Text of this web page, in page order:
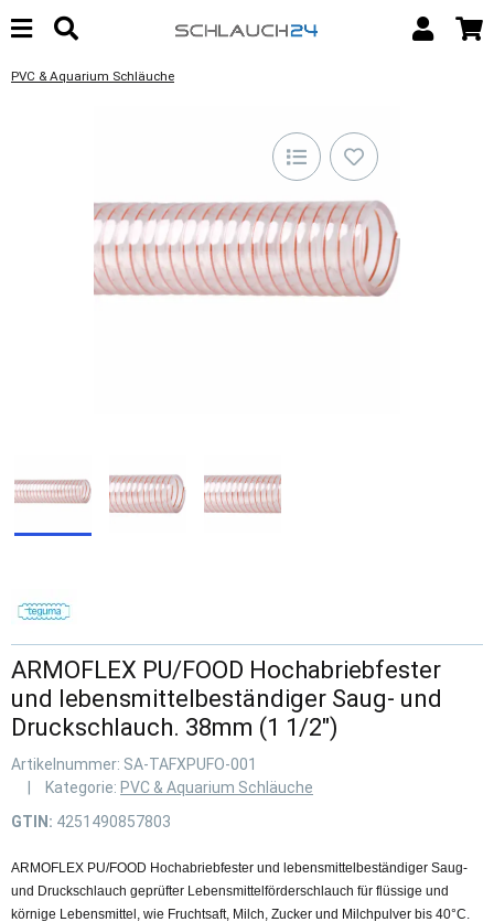
PVC & Aquarium Schläuche
ARMOFLEX PU/FOOD Hochabriebfester
und lebensmittelbeständiger Saug- und
Druckschlauch. 38mm (1 1/2")
Artikelnummer: SA-TAFXPUFO-001
Kategorie: PVC & Aquarium Schläuche
GTIN: 4251490857803
ARMOFLEX PU/FOOD Hochabriebfester und lebensmittelbeständiger Saug-
und Druckschlauch geprüfter Lebensmittelförderschlauch für flüssige und
körnige Lebensmittel, wie Fruchtsaft, Milch, Zucker und Milchpulver bis 40°C.